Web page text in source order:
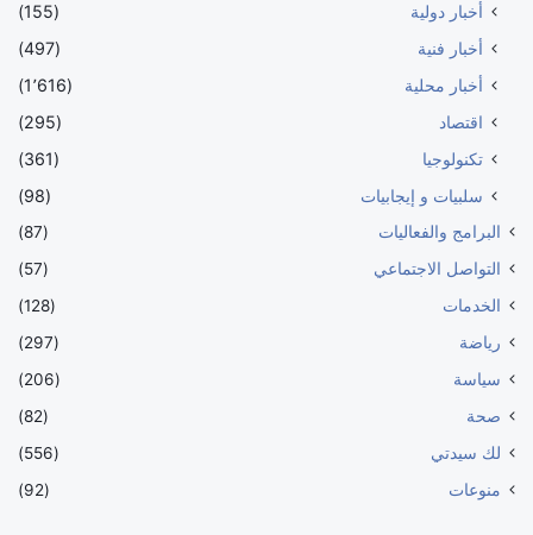
أخبار دولية
(155)
أخبار فنية
(497)
أخبار محلية
(1٬616)
اقتصاد
(295)
تكنولوجيا
(361)
سلبيات و إيجابيات
(98)
البرامج والفعاليات
(87)
التواصل الاجتماعي
(57)
الخدمات
(128)
رياضة
(297)
سياسة
(206)
صحة
(82)
لك سيدتي
(556)
منوعات
(92)